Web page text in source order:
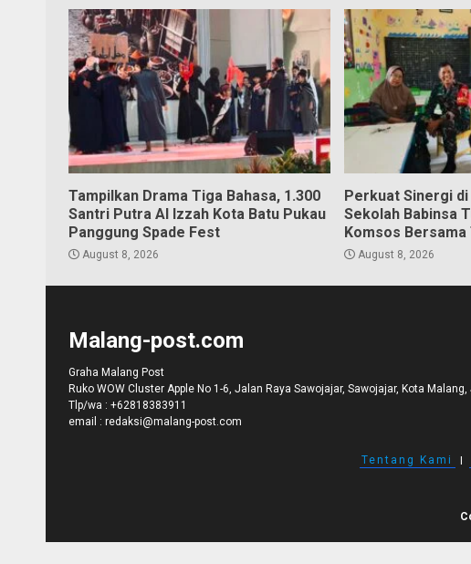
Tampilkan Drama Tiga Bahasa, 1.300
Santri Putra Al Izzah Kota Batu Pukau
Panggung Spade Fest
August 8, 2026
Perkuat Sinergi
Sekolah Babinsa
Komsos
August 8, 2026
Malang-post.com
Graha Malang Post
Ruko WOW Cluster Apple No 1-6, Jalan Raya Sawojajar, Sawojajar, Kota Malang,
Tlp/wa : +62818383911
email : redaksi@malang-post.com
Tentang Kami I